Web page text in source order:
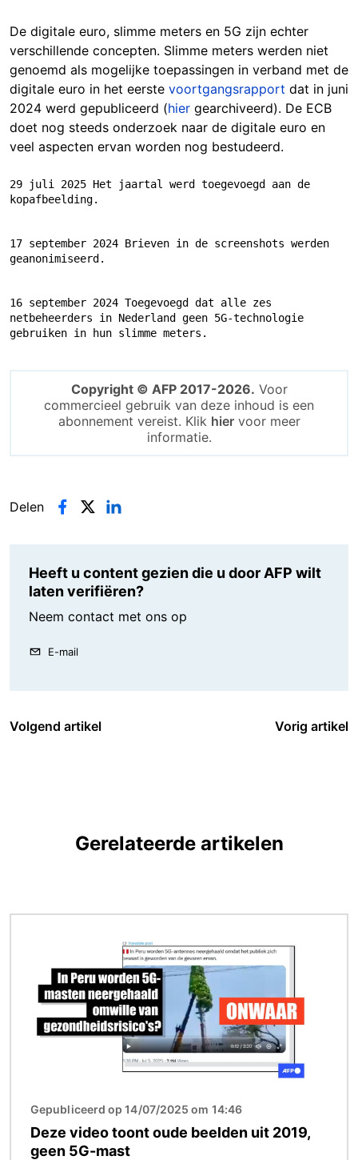
De digitale euro, slimme meters en 5G zijn echter
verschillende concepten. Slimme meters werden niet
genoemd als mogelijke toepassingen in verband met de
digitale euro in het eerste voortgangsrapport dat in juni
2024 werd gepubliceerd (hier gearchiveerd). De ECB
doet nog steeds onderzoek naar de digitale euro en
veel aspecten ervan worden nog bestudeerd.
29 juli 2025 Het jaartal werd toegevoegd aan de
kopafbeelding.
17 september 2024 Brieven in de screenshots werden
geanonimiseerd.
16 september 2024 Toegevoegd dat alle zes
netbeheerders in Nederland geen 5G-technologie
gebruiken in hun slimme meters.
Copyright © AFP 2017-2026. Voor
commercieel gebruik van deze inhoud is een
abonnement vereist. Klik hiervoor meer
informatie.
Delen
Heeft u content gezien die u door AFP wilt
laten verifiëren?
Neem contact met ons op
E-mail
Volgend artikel Vorig artikel
Gerelateerde artikelen
Gepubliceerd op 14/07/2025 om 14:46
Deze video toont oude beelden uit 2019,
geen 5G-mast